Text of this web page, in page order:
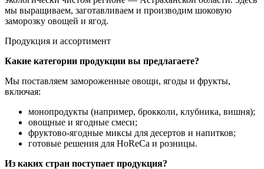
мы выращиваем, заготавливаем и производим шоковую
заморозку овощей и ягод.
Продукция и ассортимент
Какие категории продукции вы предлагаете?
Мы поставляем замороженные овощи, ягоды и фрукты,
включая:
монопродукты (например, брокколи, клубника, вишня);
овощные и ягодные смеси;
фруктово-ягодные миксы для десертов и напитков;
готовые решения для HoReCa и розницы.
Из каких стран поступает продукция?